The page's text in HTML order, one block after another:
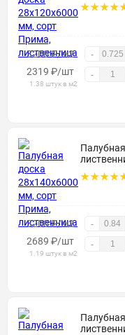
3200 ₽/м2 -
2319 ₽/шт
1.38 штук в м2
-
3200 ₽/м2 -
2689 ₽/шт
1.19 штук в м2
-